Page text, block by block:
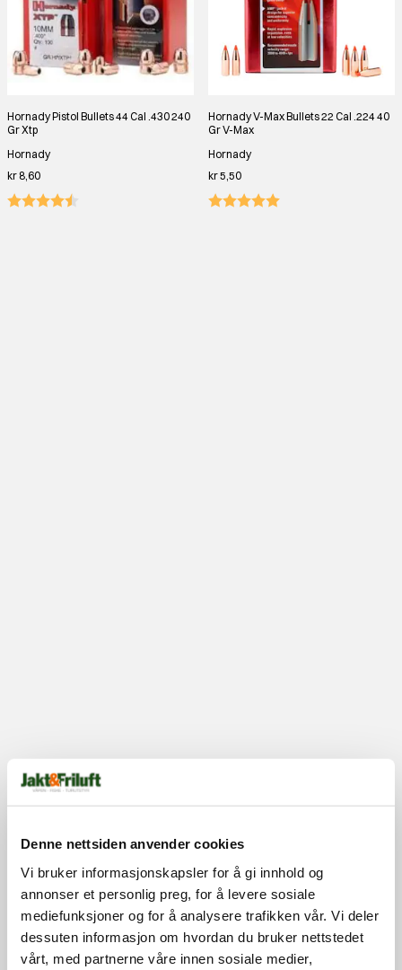
Denne nettsiden anvender cookies
Vi bruker informasjonskapsler for å gi innhold og
annonser et personlig preg, for å levere sosiale
mediefunksjoner og for å analysere trafikken vår. Vi deler
dessuten informasjon om hvordan du bruker nettstedet
vårt, med partnerne våre innen sosiale medier,
Hornady Pistol Bullets 44 Cal .430 240
Gr Xtp
Hornady
kr 8,60
Hornady V-Max Bullets 22 Cal .224 40
Gr V-Max
Hornady
kr 5,50